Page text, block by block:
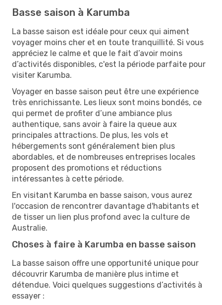
Basse saison à Karumba
La basse saison est idéale pour ceux qui aiment
voyager moins cher et en toute tranquillité. Si vous
appréciez le calme et que le fait d’avoir moins
d’activités disponibles, c'est la période parfaite pour
visiter Karumba.
Voyager en basse saison peut être une expérience
très enrichissante. Les lieux sont moins bondés, ce
qui permet de profiter d’une ambiance plus
authentique, sans avoir à faire la queue aux
principales attractions. De plus, les vols et
hébergements sont généralement bien plus
abordables, et de nombreuses entreprises locales
proposent des promotions et réductions
intéressantes à cette période.
En visitant Karumba en basse saison, vous aurez
l'occasion de rencontrer davantage d'habitants et
de tisser un lien plus profond avec la culture de
Australie.
Choses à faire à Karumba en basse saison
La basse saison offre une opportunité unique pour
découvrir Karumba de manière plus intime et
détendue. Voici quelques suggestions d’activités à
essayer :